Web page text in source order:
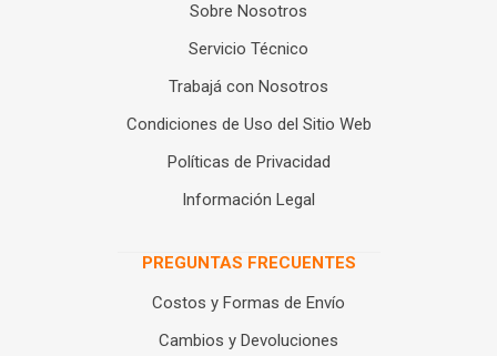
Sobre Nosotros
Servicio Técnico
Trabajá con Nosotros
Condiciones de Uso del Sitio Web
Políticas de Privacidad
Información Legal
PREGUNTAS FRECUENTES
Costos y Formas de Envío
Cambios y Devoluciones